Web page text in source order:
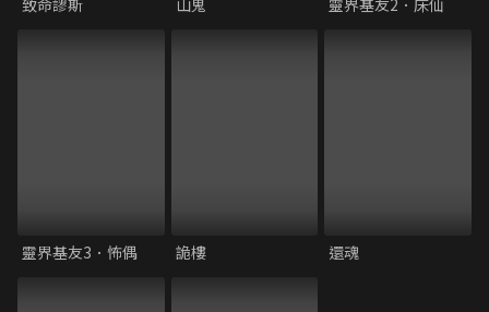
靈界基友3．怖偶 詭樓 還魂